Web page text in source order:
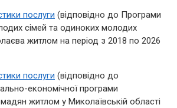
послуги (відповідно до Програми
сімей та одиноких молодих
житлом на період з 2018 по 2026
послуги (відповідно до
економічної програми
житлом у Миколаївській області